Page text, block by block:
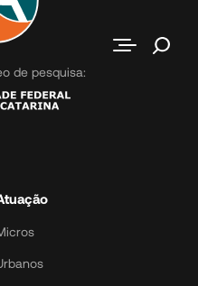
de pesquisa: